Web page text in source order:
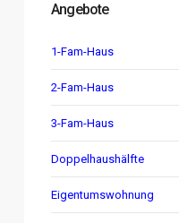
Angebote
1-Fam-Haus
2-Fam-Haus
3-Fam-Haus
Doppelhaushälfte
Eigentumswohnung